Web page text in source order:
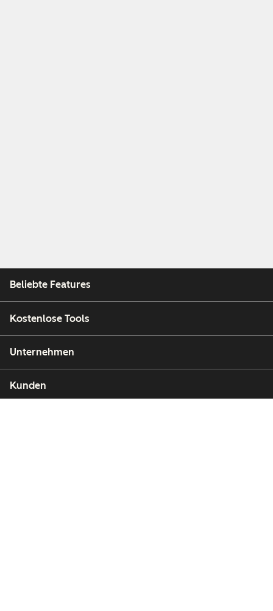
Beliebte Features
Kostenlose Tools
Unternehmen
Kunden